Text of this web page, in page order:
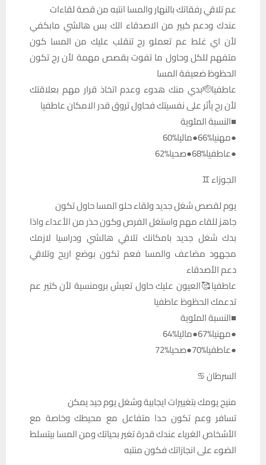
عم تلاقي رفقاتك بالنهار والمسا انتبه من قصة لقاءات
عندك ودعم كبير من الاصدقاء الك بس هالشي مابكفي
لأن اي غلط عم تعملو رح تنقلب عليك من المسا كون
متفهم للكل وحاول ما تفوت بقصص مهمة لأن رح تكون
الحظوظ ضعيفة المسا
عاطفيا🫡بدي منك هدوء وعدم اتخاذ قرار مهم بعلاقتك
لأن رح يأثر على نفسيتك فحاول تروق قدر الامكان عاطفيا
■النسبة المئوية
●مهنيا%66●ماليا%60
●عاطفيا%68●صحيا%62
الجوزاء ♊
يوم لقصص شغل جديد ولقاء حلو المسا حاول تكون
جاهز للقاء مهم واستغل الفرص وكون حذر من الأعداء واذا
بدك شغل جديد بامكانك تلاقي هالشي ودراسيا لازمك
مجهود مضاعف والمسا فعم تكون بوضع اريح وتلاقي
دعم الأصدقاء
عاطفيا🥰العيون عليك حاول تعيش برومنسية لأن كتير عم
تدعمك الحظوظ عاطفيا
■النسبة المئوية
●مهنيا%67●ماليا%64
●عاطفيا%70●صحيا%72
السرطان ♋
منيح يومك بتغييرات ايجابية وشغل يوم جيد يمكن
تسافر وعم تكون حدا متفاعل مع محيطك وخاصة مع
الأشخاص الغرباء عندك قدرة تغير بحياتك ومن المسا بيتسلط
الضوء على انجازاتك فكون منتبه